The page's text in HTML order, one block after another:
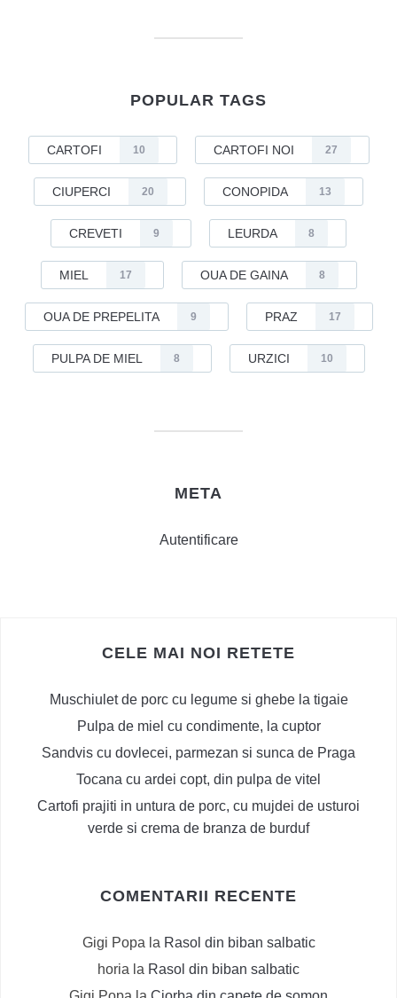
POPULAR TAGS
CARTOFI 10 CARTOFI NOI 27
CIUPERCI 20 CONOPIDA 13
CREVETI 9 LEURDA 8
MIEL 17 OUA DE GAINA 8
OUA DE PREPELITA 9 PRAZ 17
PULPA DE MIEL 8 URZICI 10
META
Autentificare
CELE MAI NOI RETETE
Muschiulet de porc cu legume si ghebe la tigaie
Pulpa de miel cu condimente, la cuptor
Sandvis cu dovlecei, parmezan si sunca de Praga
Tocana cu ardei copt, din pulpa de vitel
Cartofi prajiti in untura de porc, cu mujdei de usturoi
verde si crema de branza de burduf
COMENTARII RECENTE
Gigi Popa la Rasol din biban salbatic
horia la Rasol din biban salbatic